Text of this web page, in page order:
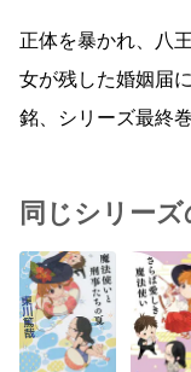
正体を暴かれ、八
女が残した婚姻届
銘、シリーズ最終巻
同じシリーズ